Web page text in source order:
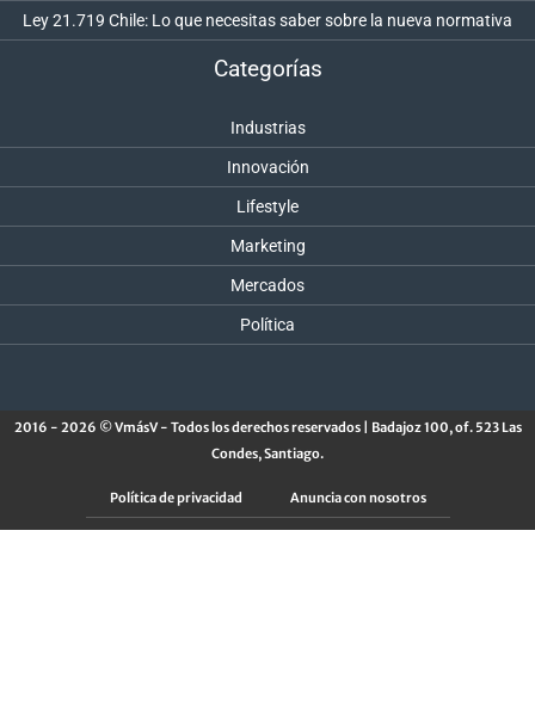
Ley 21.719 Chile: Lo que necesitas saber sobre la nueva normativa
Categorías
Industrias
Innovación
Lifestyle
Marketing
Mercados
Política
2016 - 2026 © VmásV - Todos los derechos reservados | Badajoz 100, of. 523 Las
Condes, Santiago.
Política de privacidad Anuncia con nosotros